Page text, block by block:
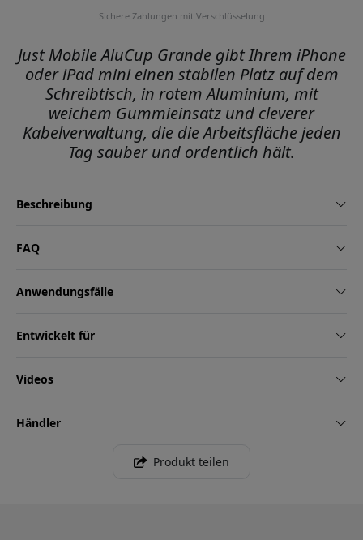
Sichere Zahlungen mit Verschlüsselung
Just Mobile AluCup Grande gibt Ihrem iPhone
oder iPad mini einen stabilen Platz auf dem
Schreibtisch, in rotem Aluminium, mit
weichem Gummieinsatz und cleverer
Kabelverwaltung, die die Arbeitsfläche jeden
Tag sauber und ordentlich hält.
Beschreibung
FAQ
Anwendungsfälle
Entwickelt für
Videos
Händler
Produkt teilen